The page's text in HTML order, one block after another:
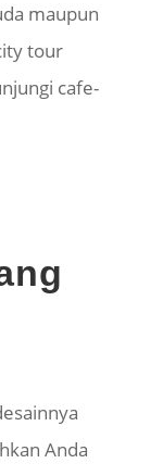
maupun
tour
cafe-
Anda